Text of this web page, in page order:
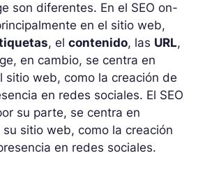
son diferentes. En el SEO on-
en el sitio web,
, el contenido, las URL,
en cambio, se centra en
sitio web, como la creación de
en redes sociales. El SEO
su parte, se centra en
sitio web, como la creación
en redes sociales.